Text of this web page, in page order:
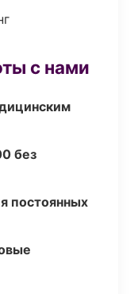
с нами
без
постоянных